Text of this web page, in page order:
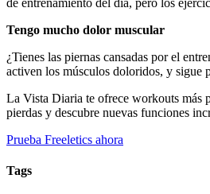
de entrenamiento del día, pero los
Tengo mucho dolor muscular
¿Tienes las piernas cansadas por el
activen los músculos doloridos, y sigue
La Vista Diaria te ofrece workouts más
pierdas y descubre nuevas funciones
Prueba Freeletics ahora
Tags